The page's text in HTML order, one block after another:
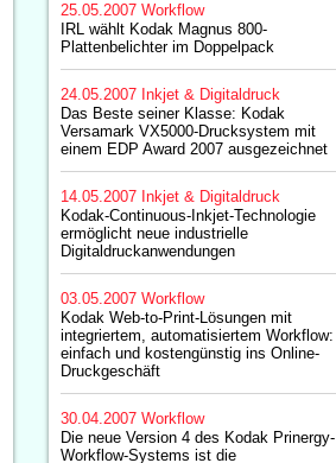
25.05.2007 Workflow
IRL wählt Kodak Magnus 800-
Plattenbelichter im Doppelpack
24.05.2007 Inkjet & Digitaldruck
Das Beste seiner Klasse: Kodak
Versamark VX5000-Drucksystem mit
einem EDP Award 2007 ausgezeichnet
14.05.2007 Inkjet & Digitaldruck
Kodak-Continuous-Inkjet-Technologie
ermöglicht neue industrielle
Digitaldruckanwendungen
03.05.2007 Workflow
Kodak Web-to-Print-Lösungen mit
integriertem, automatisiertem Workflow:
einfach und kostengünstig ins Online-
Druckgeschäft
30.04.2007 Workflow
Die neue Version 4 des Kodak Prinergy-
Workflow-Systems ist die